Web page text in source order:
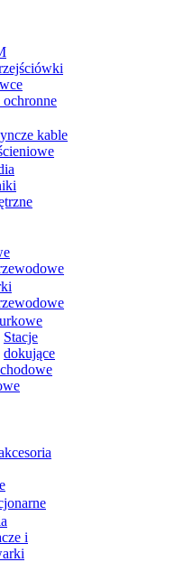
ochronne
kable
Stacje
dokujące
i